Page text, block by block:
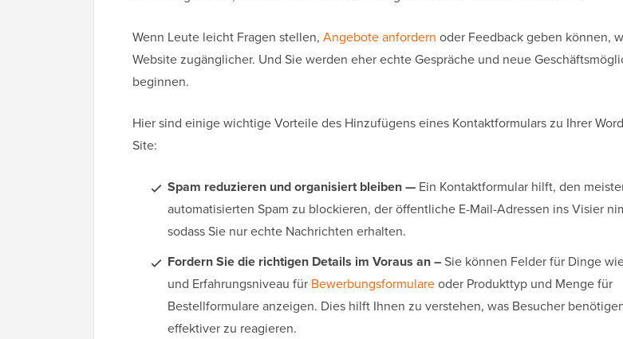
Wenn Leute leicht Fragen stellen, Angebote anfordern oder Feedback geben können,
Website zugänglicher. Und Sie werden eher echte Gespräche und neue
beginnen.
Hier sind einige wichtige Vorteile des Hinzufügens eines Kontaktformulars zu Ihrer
Site:
Spam reduzieren und organisiert bleiben — Ein Kontaktformular hilft, den
automatisierten Spam zu blockieren, der öffentliche E-Mail-Adressen ins Visier
sodass Sie nur echte Nachrichten erhalten.
Fordern Sie die richtigen Details im Voraus an –Sie können Felder für Dinge
und Erfahrungsniveau für Bewerbungsformulareoder Produkttyp und Menge für
Bestellformulare anzeigen. Dies hilft Ihnen zu verstehen, was Besucher
effektiver zu reagieren.